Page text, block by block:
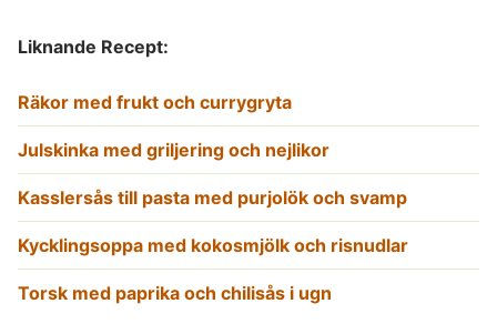
Liknande Recept:
Räkor med frukt och currygryta
Julskinka med griljering och nejlikor
Kasslersås till pasta med purjolök och svamp
Kycklingsoppa med kokosmjölk och risnudlar
Torsk med paprika och chilisås i ugn